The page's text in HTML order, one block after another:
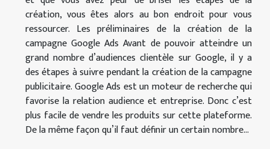
création, vous êtes alors au bon endroit pour vous
ressourcer. Les préliminaires de la création de la
campagne Google Ads Avant de pouvoir atteindre un
grand nombre d’audiences clientèle sur Google, il y a
des étapes à suivre pendant la création de la campagne
publicitaire. Google Ads est un moteur de recherche qui
favorise la relation audience et entreprise. Donc c’est
plus facile de vendre les produits sur cette plateforme.
De la même façon qu’il faut définir un certain nombre...